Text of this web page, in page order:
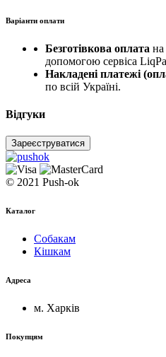
Варіанти оплати
Безготівкова оплата на
допомогою сервіса
Накладені платежі
по всій Україні.
Відгуки
Зареєструватися
© 2021 Push-ok
Каталог
Собакам
Кішкам
Адреса
м. Харків
Покупцям